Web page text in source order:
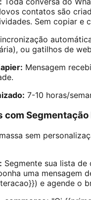
contatos são
Sem copiar e
ou gatilhos de
Mensagem
7-10 horas/
com
sem
Segmente sua lista
uma mensagem
e agende o